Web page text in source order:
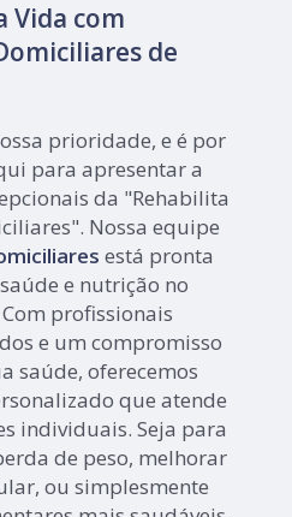
Vida com
de
prioridade, e é por
para apresentar a
da "Rehabilita
Nossa equipe
está pronta
e nutrição no
profissionais
e um compromisso
saúde, oferecemos
que atende
individuais. Seja para
de peso, melhorar
ou simplesmente